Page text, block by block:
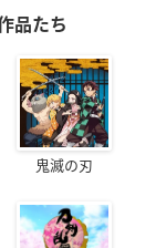
品たち
鬼滅の刃